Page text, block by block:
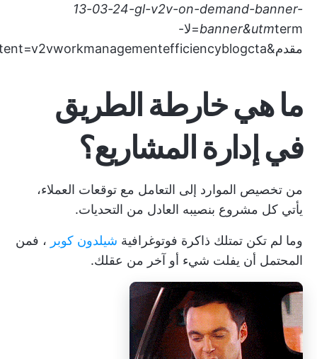
13-03-24-gl-v2v-on-demand-banner-
banner&utmterm=لا-
مقدم&utmcontent=v2vworkmanagementefficiencyblogcta)
ما هي خارطة الطريق
في إدارة المشاريع؟
من تخصيص الموارد إلى التعامل مع توقعات العملاء،
يأتي كل مشروع بنصيبه العادل من التحديات.
وما لم تكن تمتلك ذاكرة فوتوغرافية شيلدون كوبر ، فمن
المحتمل أن يفلت شيء أو آخر من عقلك.